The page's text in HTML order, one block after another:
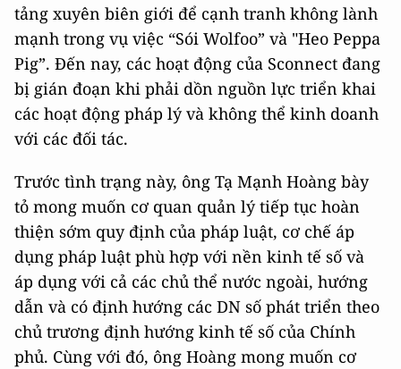
tảng xuyên biên giới để cạnh tranh không lành
mạnh trong vụ việc “Sói Wolfoo” và "Heo Peppa
Pig”. Đến nay, các hoạt động của Sconnect đang
bị gián đoạn khi phải dồn nguồn lực triển khai
các hoạt động pháp lý và không thể kinh doanh
với các đối tác.
Trước tình trạng này, ông Tạ Mạnh Hoàng bày
tỏ mong muốn cơ quan quản lý tiếp tục hoàn
thiện sớm quy định của pháp luật, cơ chế áp
dụng pháp luật phù hợp với nền kinh tế số và
áp dụng với cả các chủ thể nước ngoài, hướng
dẫn và có định hướng các DN số phát triển theo
chủ trương định hướng kinh tế số của Chính
phủ. Cùng với đó, ông Hoàng mong muốn cơ